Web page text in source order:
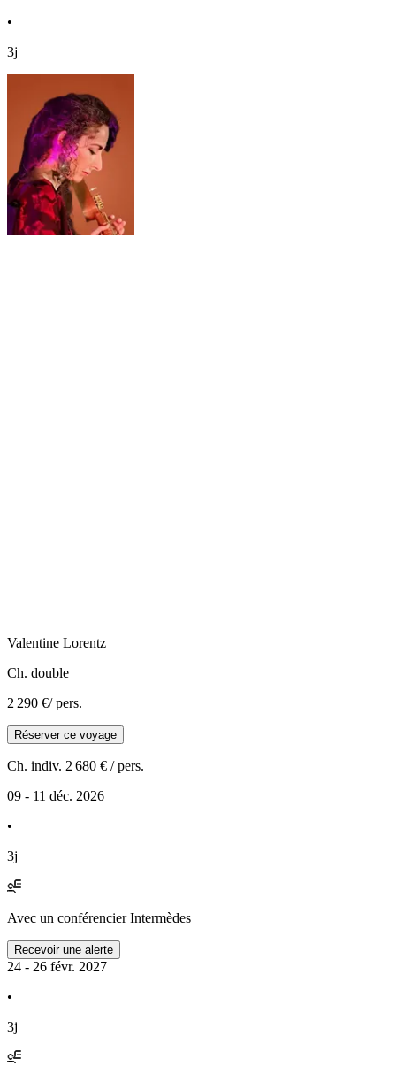
•
3j
Valentine Lorentz
Ch. double
2 290 €/ pers.
Réserver ce voyage
Ch. indiv. 2 680 € / pers.
09 - 11 déc. 2026
•
3j
Avec un conférencier Intermèdes
Recevoir une alerte
24 - 26 févr. 2027
•
3j